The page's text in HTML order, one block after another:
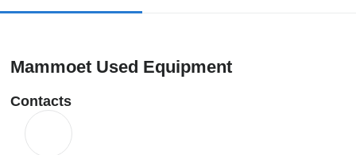
Mammoet Used Equipment
Contacts